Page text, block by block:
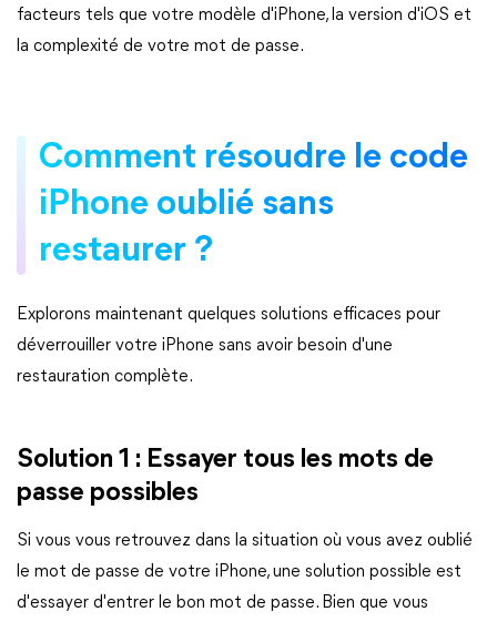
facteurs tels que votre modèle d'iPhone, la version d'iOS et
la complexité de votre mot de passe.
Comment résoudre le code
iPhone oublié sans
restaurer ?
Explorons maintenant quelques solutions efficaces pour
déverrouiller votre iPhone sans avoir besoin d'une
restauration complète.
Solution 1 : Essayer tous les mots de
passe possibles
Si vous vous retrouvez dans la situation où vous avez oublié
le mot de passe de votre iPhone, une solution possible est
d'essayer d'entrer le bon mot de passe. Bien que vous